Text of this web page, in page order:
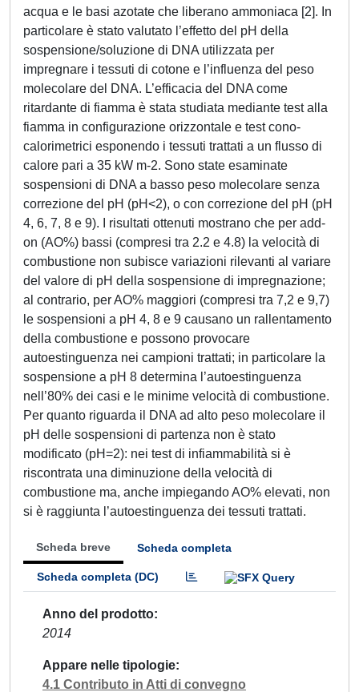
acqua e le basi azotate che liberano ammoniaca [2]. In
particolare è stato valutato l’effetto del pH della
sospensione/soluzione di DNA utilizzata per
impregnare i tessuti di cotone e l’influenza del peso
molecolare del DNA. L’efficacia del DNA come
ritardante di fiamma è stata studiata mediante test alla
fiamma in configurazione orizzontale e test cono-
calorimetrici esponendo i tessuti trattati a un flusso di
calore pari a 35 kW m-2. Sono state esaminate
sospensioni di DNA a basso peso molecolare senza
correzione del pH (pH<2), o con correzione del pH (pH
4, 6, 7, 8 e 9). I risultati ottenuti mostrano che per add-
on (AO%) bassi (compresi tra 2.2 e 4.8) la velocità di
combustione non subisce variazioni rilevanti al variare
del valore di pH della sospensione di impregnazione;
al contrario, per AO% maggiori (compresi tra 7,2 e 9,7)
le sospensioni a pH 4, 8 e 9 causano un rallentamento
della combustione e possono provocare
autoestinguenza nei campioni trattati; in particolare la
sospensione a pH 8 determina l’autoestinguenza
nell’80% dei casi e le minime velocità di combustione.
Per quanto riguarda il DNA ad alto peso molecolare il
pH delle sospensioni di partenza non è stato
modificato (pH=2): nei test di infiammabilità si è
riscontrata una diminuzione della velocità di
combustione ma, anche impiegando AO% elevati, non
si è raggiunta l’autoestinguenza dei tessuti trattati.
Scheda breve Scheda completa
Scheda completa (DC)
Anno del prodotto
2014
Appare nelle tipologie
4.1 Contributo in Atti di convegno